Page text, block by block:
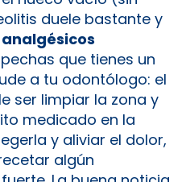
duele bastante y
que tienes un
a tu odontólogo: el
ser limpiar la zona y
medicado en la
y aliviar el dolor,
algún